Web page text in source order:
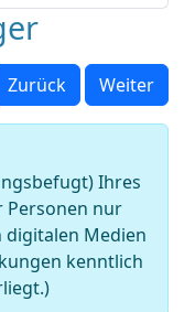
Zurück Weiter
Ihres
Personen nur
digitalen Medien
kenntlich